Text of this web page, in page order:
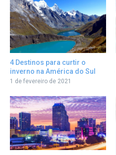
4 Destinos para curtir o
inverno na América do Sul
1 de fevereiro de 2021